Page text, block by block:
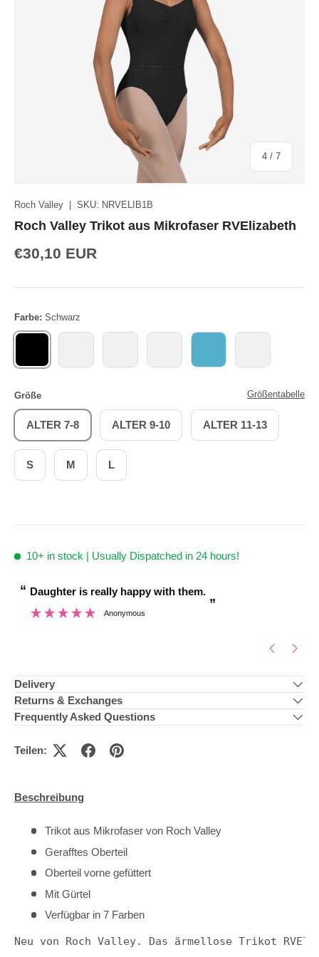
4 / von
7
Roch Valley SKU: NRVELIB1B
Roch Valley Trikot aus Mikrofaser RVElizabeth
€30,10 EUR
Farbe: Schwarz
Größe Größentabelle
ALTER 7-8 ALTER 9-10 ALTER 11-13
S M L
10+ in stock | Usually Dispatched in 24 hours!
“
”
Daughter is really happy with them.
Anonymous
Delivery
Returns & Exchanges
Frequently Asked Questions
Teilen:
Beschreibung
Trikot aus Mikrofaser von Roch Valley
Gerafftes Oberteil
Oberteil vorne gefüttert
Mit Gürtel
Verfügbar in 7 Farben
Neu von Roch Valley. Das ärmellose Trikot